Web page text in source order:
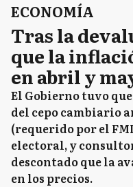
ECONOMÍA
Tras la
que la
en abril y
El Gobierno tuvo
del cepo cambiario
(requerido por el
electoral, y
descontado que la
en los precios.